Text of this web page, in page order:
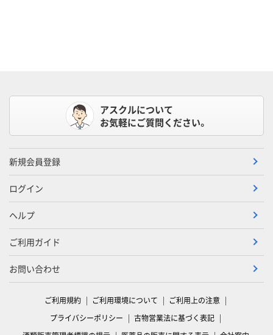
アスクルについて
お気軽にご質問ください。
新規会員登録
ログイン
ヘルプ
ご利用ガイド
お問い合わせ
ご利用規約 ご利用環境について
ご利用上の注意
プライバシーポリシー
古物営業法に基づく表記